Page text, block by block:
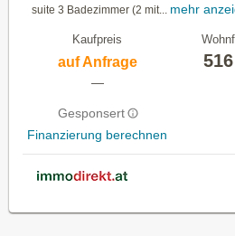
suite 3 Badezimmer (2 mit...
mehr
Kaufpreis
auf Anfrage
—
Gesponsert
Finanzierung berechnen